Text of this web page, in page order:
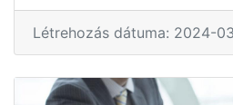
Létrehozás dátuma: 2024-